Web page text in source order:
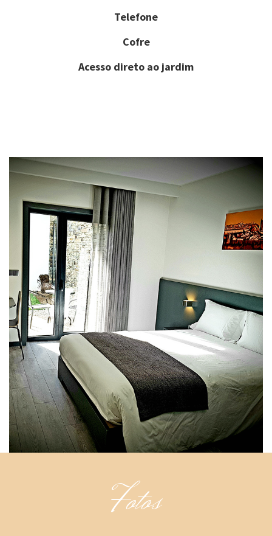
Telefone
Cofre
Acesso direto ao jardim
Fotos